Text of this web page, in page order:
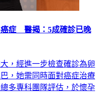
癌症 醫揭：5成確診已晚
，經進一步檢查確診為卵
，她需同時面對癌症治療
多專科團隊評估，於懷孕